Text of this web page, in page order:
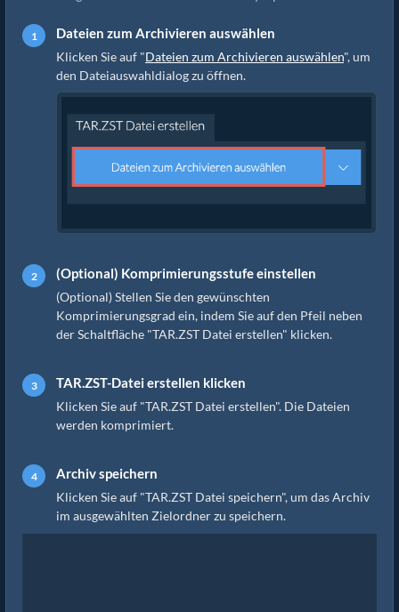
Dateien zum Archivieren auswählen
Klicken Sie auf "Dateien zum Archivieren auswählen", um
den Dateiauswahldialog zu öffnen.
(Optional) Komprimierungsstufe einstellen
(Optional) Stellen Sie den gewünschten
Komprimierungsgrad ein, indem Sie auf den Pfeil neben
der Schaltfläche "TAR.ZST Datei erstellen" klicken.
TAR.ZST-Datei erstellen klicken
Klicken Sie auf "TAR.ZST Datei erstellen". Die Dateien
werden komprimiert.
Archiv speichern
Klicken Sie auf "TAR.ZST Datei speichern", um das Archiv
im ausgewählten Zielordner zu speichern.